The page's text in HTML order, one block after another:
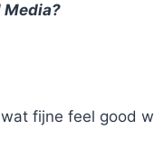
Media?
fijne feel good